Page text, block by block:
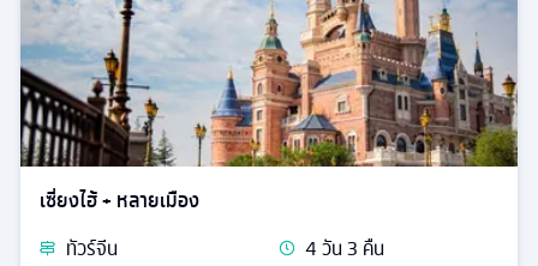
เซี่ยงไฮ้ + หลายเมือง
ทัวร์จีน 4วัน3 คืน